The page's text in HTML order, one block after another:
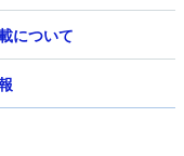
について